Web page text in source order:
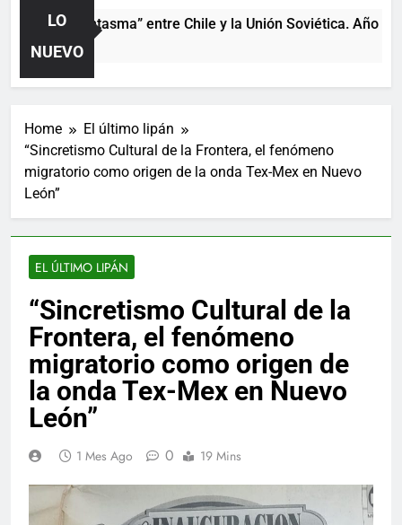
“fantasma” entre Chile y la Unión Soviética. Año 1973
Ago
Home
El último lipán
“Sincretismo Cultural de la Frontera, el fenómeno
migratorio como origen de la onda Tex-Mex en Nuevo
EL ÚLTIMO LIPÁN
“Sincretismo Cultural de la
Frontera, el fenómeno
migratorio como origen de
la onda Tex-Mex en Nuevo
León”